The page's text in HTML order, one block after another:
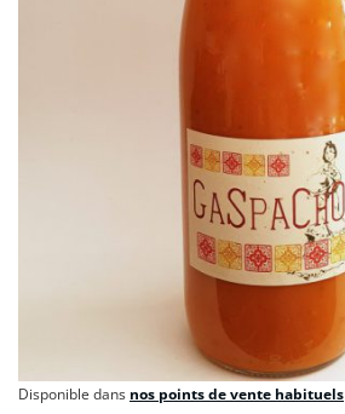
Disponible dans nos points de vente habituels